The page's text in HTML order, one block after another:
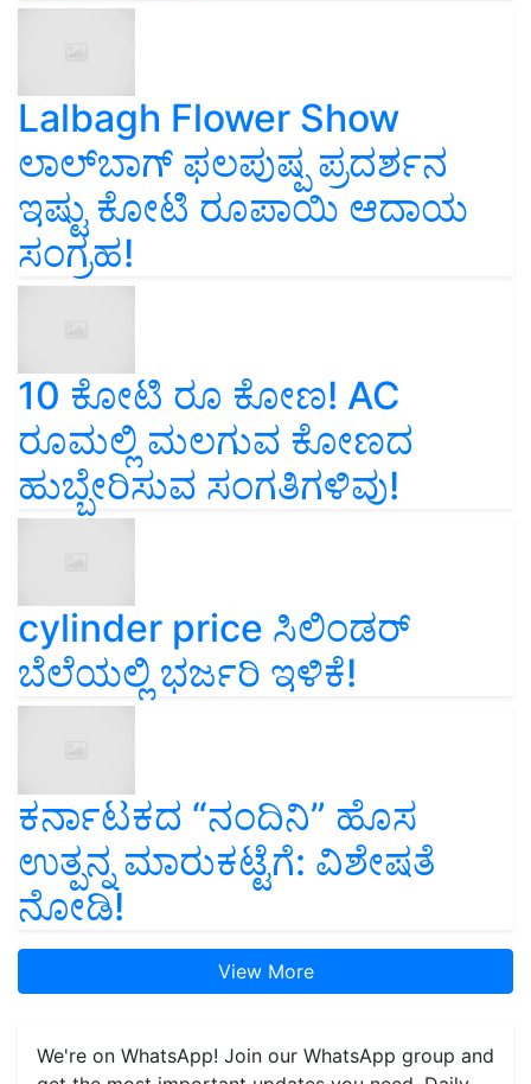
Lalbagh Flower Show
ಲಾಲ್‌ಬಾಗ್ ಫಲಪುಷ್ಪ ಪ್ರದರ್ಶನ
ಇಷ್ಟು ಕೋಟಿ ರೂಪಾಯಿ ಆದಾಯ
ಸಂಗ್ರಹ!
10 ಕೋಟಿ ರೂ ಕೋಣ! AC
ರೂಮಲ್ಲಿ ಮಲಗುವ ಕೋಣದ
ಹುಬ್ಬೇರಿಸುವ ಸಂಗತಿಗಳಿವು!
cylinder price ಸಿಲಿಂಡರ್‌
ಬೆಲೆಯಲ್ಲಿ ಭರ್ಜರಿ ಇಳಿಕೆ!
ಕರ್ನಾಟಕದ “ನಂದಿನಿ” ಹೊಸ
ಉತ್ಪನ್ನ ಮಾರುಕಟ್ಟೆಗೆ: ವಿಶೇಷತೆ
ನೋಡಿ!
View More
We're on WhatsApp! Join our WhatsApp group and